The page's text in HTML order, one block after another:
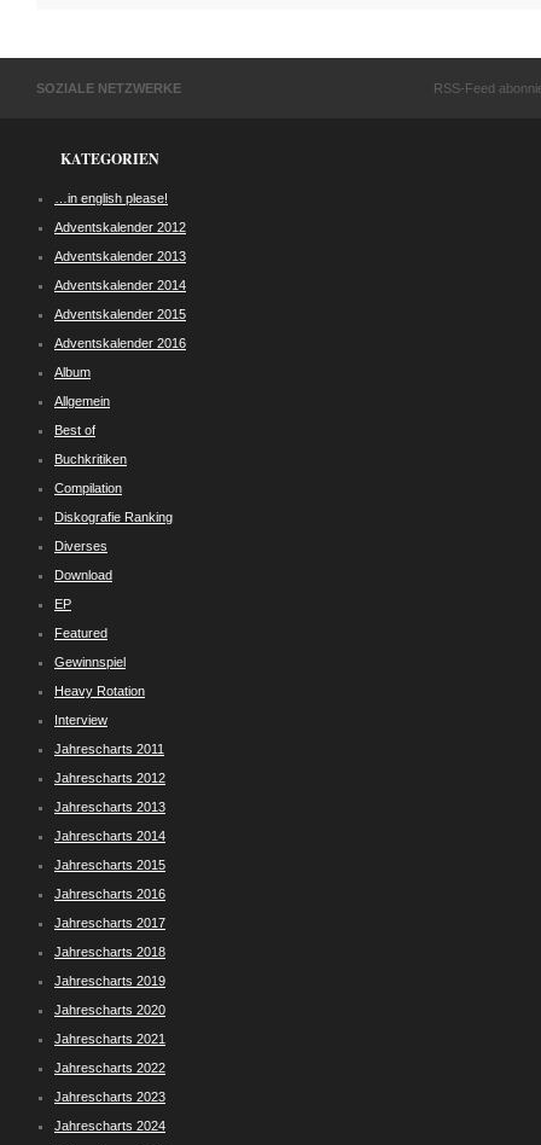
SOZIALE NETZWERKE RSS-Feed
KATEGORIEN
…in english please!
Adventskalender 2012
Adventskalender 2013
Adventskalender 2014
Adventskalender 2015
Adventskalender 2016
Album
Allgemein
Best of
Buchkritiken
Compilation
Diskografie Ranking
Diverses
Download
EP
Featured
Gewinnspiel
Heavy Rotation
Interview
Jahrescharts 2011
Jahrescharts 2012
Jahrescharts 2013
Jahrescharts 2014
Jahrescharts 2015
Jahrescharts 2016
Jahrescharts 2017
Jahrescharts 2018
Jahrescharts 2019
Jahrescharts 2020
Jahrescharts 2021
Jahrescharts 2022
Jahrescharts 2023
Jahrescharts 2024